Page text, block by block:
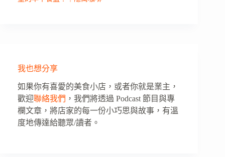
我也想分享
如果你有喜愛的美食小店，或者你就是業主，
歡迎聯絡我們 ，我們將透過 Podcast 節目與專
欄文章，將店家的每一份小巧思與故事，有溫
度地傳達給聽眾/讀者。